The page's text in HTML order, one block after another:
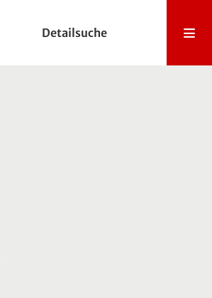
Detailsuche